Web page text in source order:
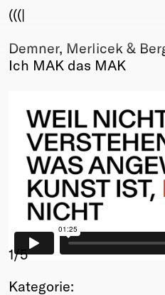
(((|
About
Club
Fair Work
TBD
Events
Upcoming
Past
Membership
Info
Young Creatives
Demner, Merlicek &
Ich MAK das MAK
1/5
Kategorie: